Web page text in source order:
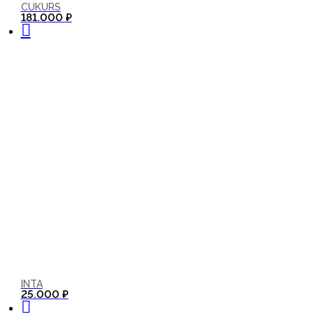
CUKURS
181.000 ₽
INTA
25.000 ₽